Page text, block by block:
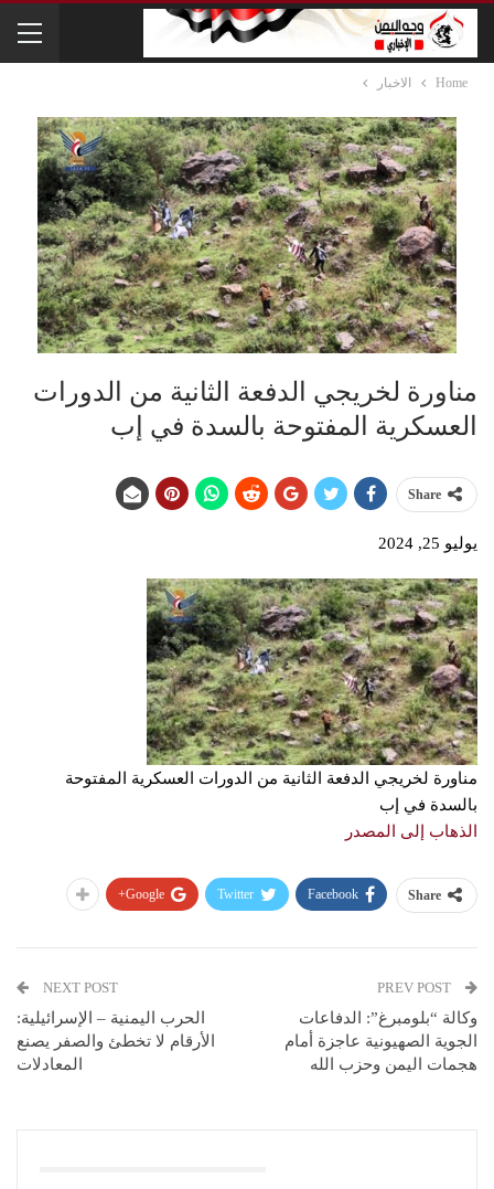
Home الاخبار
مناورة لخريجي الدفعة الثانية من الدورات
العسكرية المفتوحة بالسدة في إب
Share
يوليو 25, 2024
مناورة لخريجي الدفعة الثانية من الدورات العسكرية المفتوحة
بالسدة في إب
الذهاب إلى المصدر
Share
Facebook
Twitter
Google+
وكالة “بلومبرغ”: الدفاعات
الجوية الصهيونية عاجزة أمام
هجمات اليمن وحزب الله
NEXT POST
الحرب اليمنية – الإسرائيلية:
الأرقام لا تخطئ والصفر يصنع
المعادلات